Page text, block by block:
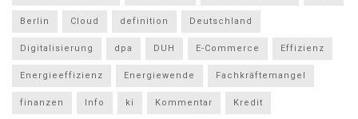
Berlin Cloud definition Deutschland
Digitalisierung dpa DUH E-Commerce Effizienz
Energieeffizienz Energiewende Fachkräftemangel
finanzen Info ki Kommentar Kredit